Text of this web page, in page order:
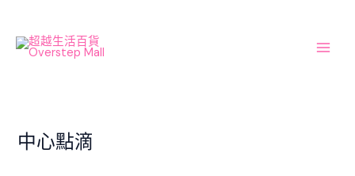
content
中心點滴